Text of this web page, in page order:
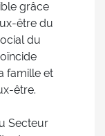
grâce
être du
du
famille et
être.
Secteur